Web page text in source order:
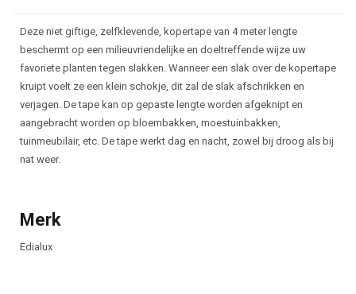
Beschrijving
Deze niet giftige, zelfklevende, kopertape van 4 meter lengte
beschermt op een milieuvriendelijke en doeltreffende wijze uw
favoriete planten tegen slakken. Wanneer een slak over de kopertape
kruipt voelt ze een klein schokje, dit zal de slak afschrikken en
verjagen. De tape kan op gepaste lengte worden afgeknipt en
aangebracht worden op bloembakken, moestuinbakken,
tuinmeubilair, etc. De tape werkt dag en nacht, zowel bij droog als bij
nat weer.
Merk
Edialux